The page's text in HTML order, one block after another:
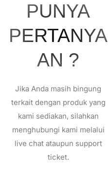
PUNYA
PERTANYA
AN ?
Jika Anda masih bingung
terkait dengan produk yang
kami sediakan, silahkan
menghubungi kami melalui
live chat ataupun support
ticket.